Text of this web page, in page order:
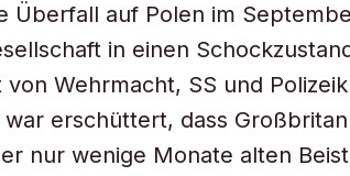
Überfall auf Polen im
in einen
Wehrmacht, SS und
erschüttert, dass
nur wenige Monate alten